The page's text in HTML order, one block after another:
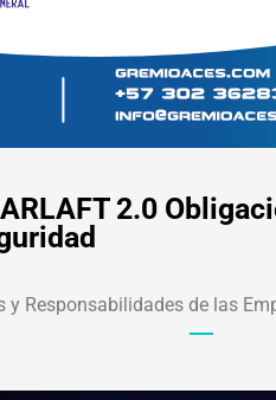
2.0
y Responsabilidades de las